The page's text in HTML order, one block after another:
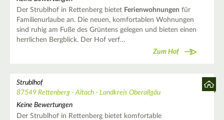
Der Strublhof in Rettenberg bietet Ferienwohnungen für
Familienurlaube an. Die neuen, komfortablen Wohnungen
sind ruhig am Fuße des Grüntens gelegen und bieten einen
herrlichen Bergblick. Der Hof verf…
Zum Hof
Strublhof
87549 Rettenberg - Altach - Landkreis Oberallgäu
Keine Bewertungen
Der Strublhof in Rettenberg bietet komfortable